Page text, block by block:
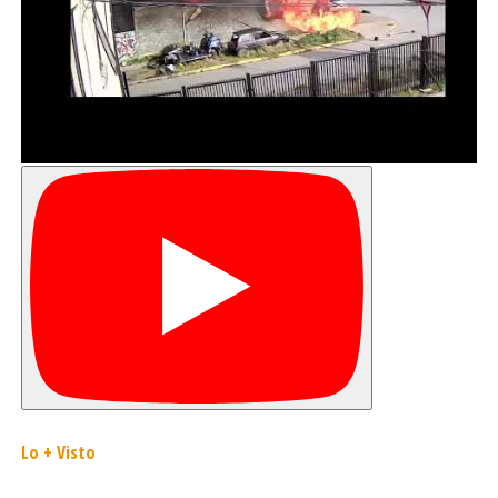
que la población adopte actitud de autocuidado,
considerando las siguientes medidas fundamentales:
comprar sólo en locales autorizados, extraer de áreas
abiertas, consumir mariscos analizados y siempre exigir
Las últimas dos intoxicaciones se registraron en
septiembre de 2011, tratándose en ambos casos de
pescadores. Desde 1972 a la fecha se han producido
341 intoxicados por marea roja, de los cuales 23 han
fallecido, de ahí la importancia de la prevención. El último
fallecimiento en la región se registró el 2002.
Lo + Visto